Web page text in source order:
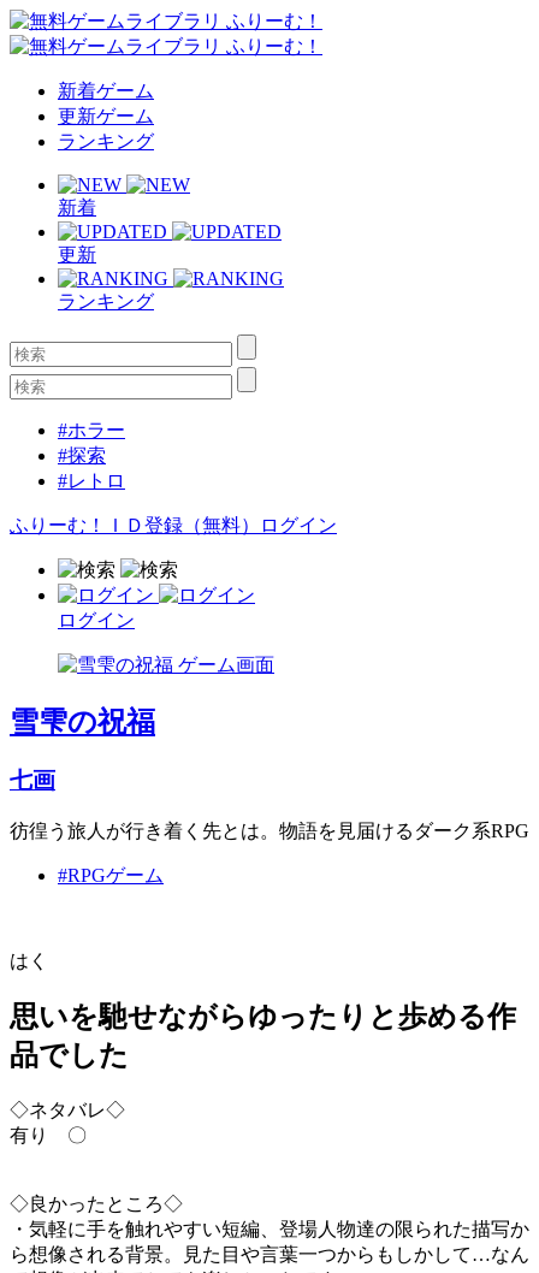
新着ゲーム
更新ゲーム
ランキング
新着
更新
ランキング
#ホラー
#探索
#レトロ
ふりーむ！ＩＤ登録（無料） ログイン
ログイン
雪雫の祝福
七画
彷徨う旅人が行き着く先とは。物語を見届けるダーク系RPG
#RPGゲーム
はく
思いを馳せながらゆったりと歩める作
品でした
◇ネタバレ◇
有り 〇
◇良かったところ◇
・気軽に手を触れやすい短編、登場人物達の限られた描写か
ら想像される背景。見た目や言葉一つからもしかして…なん